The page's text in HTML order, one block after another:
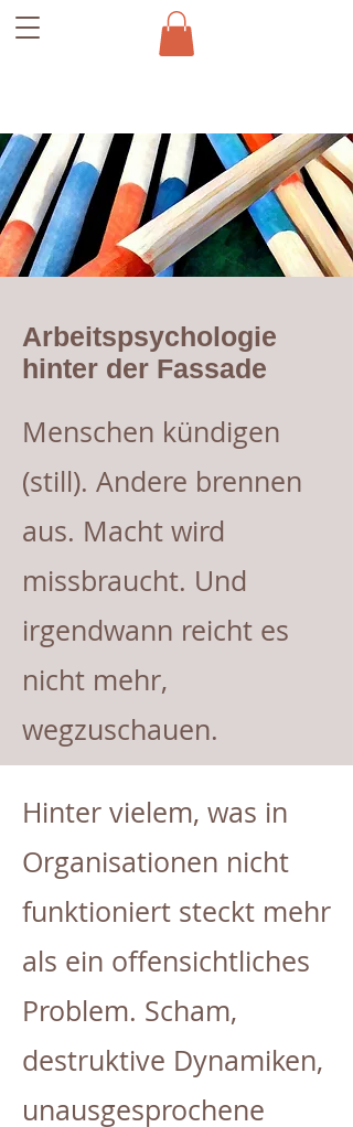
Arbeitspsychologie
hinter der Fassade
Menschen kündigen
(still). Andere brennen
aus. Macht wird
missbraucht. Und
irgendwann reicht es
nicht mehr,
wegzuschauen.
Hinter vielem, was in
Organisationen nicht
funktioniert steckt mehr
als ein offensichtliches
Problem. Scham,
destruktive Dynamiken,
unausgesprochene